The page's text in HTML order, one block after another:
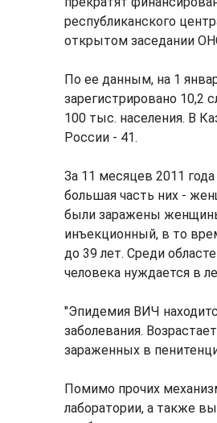
республиканского
открытом заседании
По ее данным, на 1
зарегистрировано 10,2
100 тыс. населения. В
России - 41.
За 11 месяцев 2011
большая часть них -
были заражены
инъекционный, в то
до 39 лет. Среди
человека нуждается в
"Эпидемия ВИЧ
заболевания.
зараженных в
Помимо прочих
лаборатории, а также